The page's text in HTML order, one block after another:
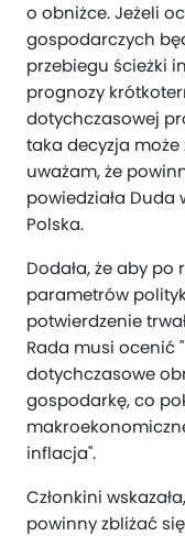
o obniżce. Jeżeli
gospodarczych
przebiegu ścieżki
prognozy
dotychczasowej
taka decyzja
uważam, że
powiedziała Duda
Polska.
Dodała, że aby
parametrów
potwierdzenie
Rada musi ocenić
dotychczasowe
gospodarkę, co
inflacja".
Członkini
powinny zbliżać